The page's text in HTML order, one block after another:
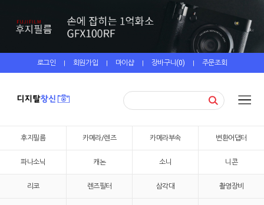
로그인 | 회원가입 | 마이샵 | 장바구니(0) | 주문조회
후지필름 카메라/렌즈 카메라부속 변환어댑터
파나소닉 캐논 소니 니콘
리코 렌즈필터 삼각대 촬영장비